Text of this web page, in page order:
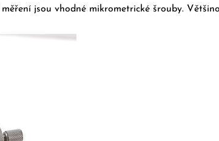
měření jsou vhodné mikrometrické šrouby.